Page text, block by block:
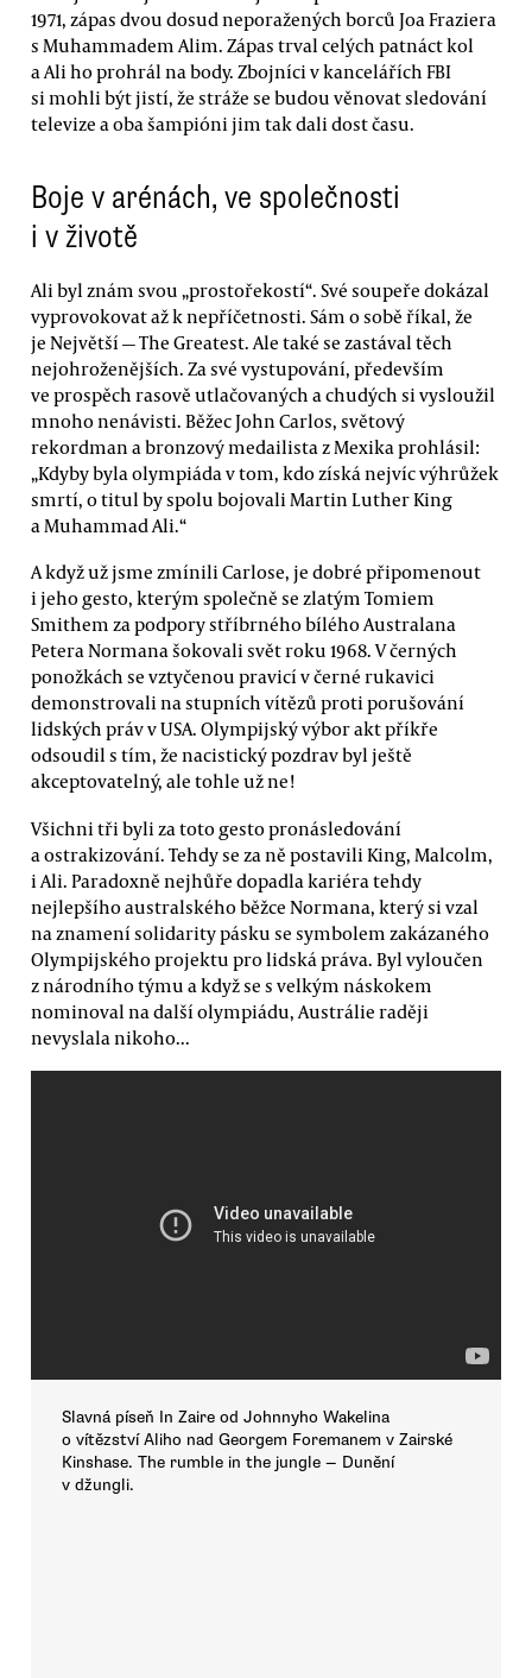
1971, zápas dvou dosud neporažených borců Joa Fraziera
s Muhammadem Alim. Zápas trval celých patnáct kol
a Ali ho prohrál na body. Zbojníci v kancelářích FBI
si mohli být jistí, že stráže se budou věnovat sledování
televize a oba šampióni jim tak dali dost času.
Boje v arénách, ve společnosti
i v životě
Ali byl znám svou „prostořekostí“. Své soupeře dokázal
vyprovokovat až k nepříčetnosti. Sám o sobě říkal, že
je Největší — The Greatest. Ale také se zastával těch
nejohroženějších. Za své vystupování, především
ve prospěch rasově utlačovaných a chudých si vysloužil
mnoho nenávisti. Běžec John Carlos, světový
rekordman a bronzový medailista z Mexika prohlásil:
„Kdyby byla olympiáda v tom, kdo získá nejvíc výhrůžek
smrtí, o titul by spolu bojovali Martin Luther King
a Muhammad Ali.“
A když už jsme zmínili Carlose, je dobré připomenout
i jeho gesto, kterým společně se zlatým Tomiem
Smithem za podpory stříbrného bílého Australana
Petera Normana šokovali svět roku 1968. V černých
ponožkách se vztyčenou pravicí v černé rukavici
demonstrovali na stupních vítězů proti porušování
lidských práv v USA. Olympijský výbor akt příkře
odsoudil s tím, že nacistický pozdrav byl ještě
akceptovatelný, ale tohle už ne!
Všichni tři byli za toto gesto pronásledování
a ostrakizování. Tehdy se za ně postavili King, Malcolm,
i Ali. Paradoxně nejhůře dopadla kariéra tehdy
nejlepšího australského běžce Normana, který si vzal
na znamení solidarity pásku se symbolem zakázaného
Olympijského projektu pro lidská práva. Byl vyloučen
z národního týmu a když se s velkým náskokem
nominoval na další olympiádu, Austrálie raději
nevyslala nikoho...
Slavná píseň In Zaire od Johnnyho Wakelina
o vítězství Aliho nad Georgem Foremanem v Zairské
Kinshase. The rumble in the jungle — Dunění
v džungli.